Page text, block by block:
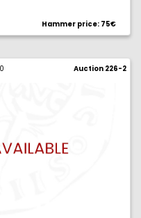
Hammer price: 75€
Auction 226-2